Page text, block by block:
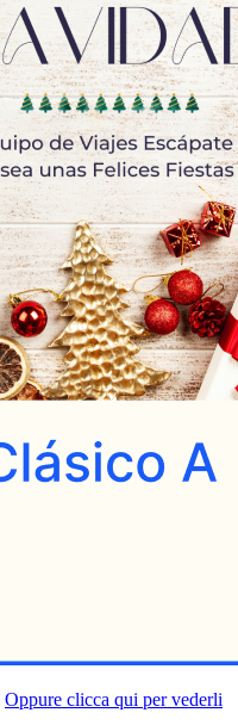
Oppure clicca qui per vederli